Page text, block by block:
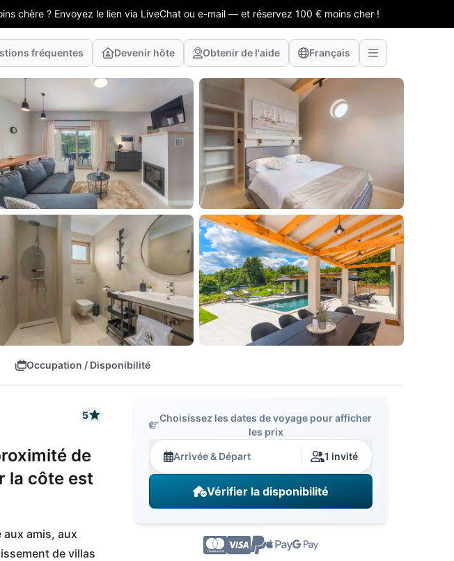
chère ? Envoyez le lien via LiveChat ou e-mail — et réservez 100 € moins cher !
fréquentes Devenir hôte Obtenir de l'aide Français
Occupation / Disponibilité
5
de
la côte est
amis, aux
de villas
Choisissez les dates de voyage pour afficher
les prix
Arrivée & Départ 1 invité
Vérifier la disponibilité